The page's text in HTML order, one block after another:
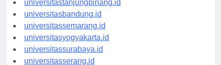
universitastanjungpinang.id
universitasbandung.id
universitassemarang.id
universitasyogyakarta.id
universitassurabaya.id